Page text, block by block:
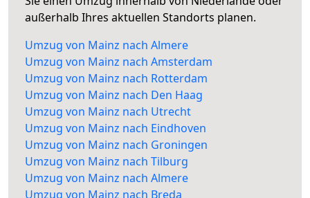
außerhalb Ihres aktuellen Standorts planen.
Umzug von Mainz nach Almere
Umzug von Mainz nach Amsterdam
Umzug von Mainz nach Rotterdam
Umzug von Mainz nach Den Haag
Umzug von Mainz nach Utrecht
Umzug von Mainz nach Eindhoven
Umzug von Mainz nach Groningen
Umzug von Mainz nach Tilburg
Umzug von Mainz nach Almere
Umzug von Mainz nach Breda